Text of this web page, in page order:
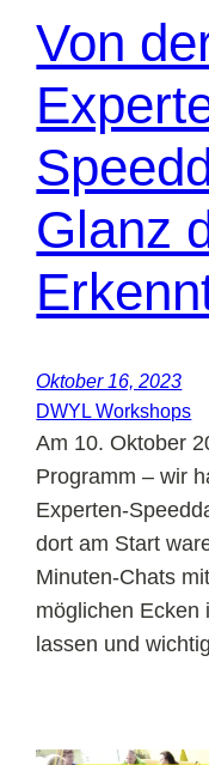
Von
Glanz
Oktober 16, 2023
DWYL Workshops
Am 10. Oktober
Programm – wir
Experten-
dort am Start
Minuten-Chats
möglichen Ecken
lassen und